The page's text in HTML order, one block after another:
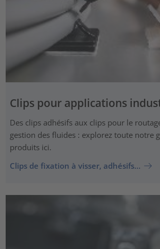
Clips pour applications
Des clips adhésifs aux clips pour le
gestion des fluides : explorez toute notre
produits ici.
Clips de fixation à visser, adhésifs…